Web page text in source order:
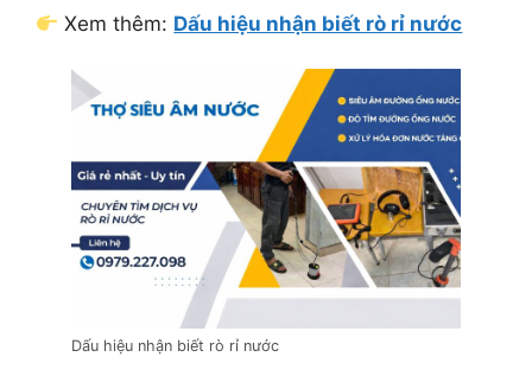
Xem thêm: Dấu hiệu nhận biết rò rỉ nước
Dấu hiệu nhận biết rò rỉ nước